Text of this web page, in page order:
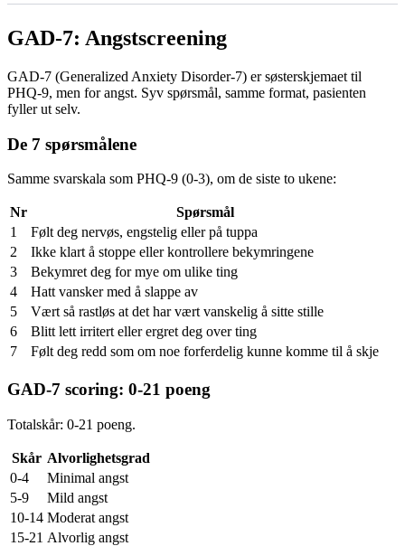
GAD-7: Angstscreening
GAD-7 (Generalized Anxiety Disorder-7) er søsterskjemaet til
PHQ-9, men for angst. Syv spørsmål, samme format, pasienten
fyller ut selv.
De 7 spørsmålene
Samme svarskala som PHQ-9 (0-3), om de siste to ukene:
Nr
Spørsmål
1
Følt deg nervøs, engstelig eller på tuppa
2
Ikke klart å stoppe eller kontrollere bekymringene
3
Bekymret deg for mye om ulike ting
4
Hatt vansker med å slappe av
5
Vært så rastløs at det har vært vanskelig å sitte stille
6
Blitt lett irritert eller ergret deg over ting
7
Følt deg redd som om noe forferdelig kunne komme til å skje
GAD-7 scoring: 0-21 poeng
Totalskår: 0-21 poeng.
Skår Alvorlighetsgrad
0-4
Minimal angst
5-9
Mild angst
10-14 Moderat angst
15-21 Alvorlig angst